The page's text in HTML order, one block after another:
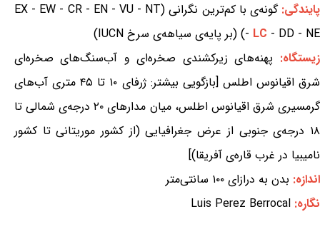
پایندگی:
گونه‌ی با کم‌ترین نگرانی (EX - EW - CR - EN - VU - NT
- LC - DD - NE) (بر پایه‌ی سیاهه‌ی سرخ IUCN)
زیستگاه: پهنه‌های زیرکشندی صخره‌ای و آب‌سنگ‌های صخره‌ای
شرق اقیانوس اطلس [بازگویی بیشتر: ژرفای ۱۰ تا ۴۵ متری آب‌های
گرمسیری شرق اقیانوس اطلس، میان مدارهای ۲۰ درجه‌ی شمالی تا
۱۸ درجه‌ی جنوبی از عرض جغرافیایی (از کشور موریتانی تا کشور
نامیبیا در غرب قاره‌ی آفریقا)]
اندازه: بدن به درازای ۱۰۰ سانتی‌متر
نگاره: Luis Perez Berrocal